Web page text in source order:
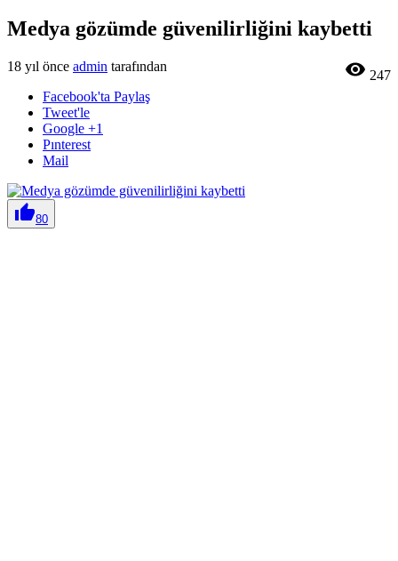
Medya gözümde güvenilirliğini kaybetti
18 yıl önce admin tarafından  247
Facebook'ta Paylaş
Tweet'le
Google +1
Pınterest
Mail
80